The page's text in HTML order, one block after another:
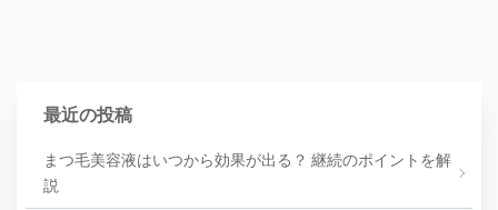
最近の投稿
まつ毛美容液はいつから効果が出る？ 継続のポイントを解
説